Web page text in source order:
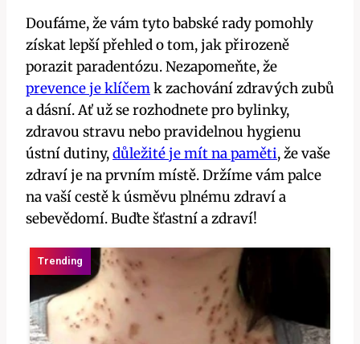
Doufáme, že vám tyto babské rady pomohly
získat lepší přehled o tom, jak přirozeně
porazit paradentózu. Nezapomeňte, že
prevence je klíčemk zachování zdravých zubů
a dásní. Ať už se rozhodnete pro bylinky,
zdravou stravu nebo pravidelnou hygienu
ústní dutiny,důležité je mít na paměti, že vaše
zdraví je na prvním místě. Držíme vám palce
na vaší cestě k úsměvu plnému zdraví a
sebevědomí. Buďte šťastní a zdraví!